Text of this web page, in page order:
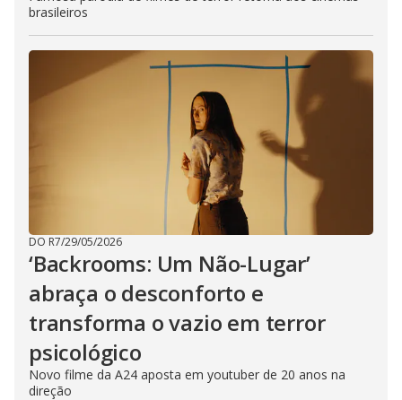
brasileiros
DO R7/29/05/2026
‘Backrooms: Um Não-Lugar’
abraça o desconforto e
transforma o vazio em terror
psicológico
Novo filme da A24 aposta em youtuber de 20 anos na
direção